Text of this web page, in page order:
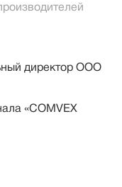
директор ООО
«COMVEX